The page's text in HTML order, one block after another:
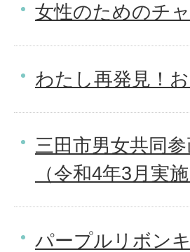
女性のためのチ
わたし再発見！
三田市男女共同
（令和4年3月実施
パープルリボン